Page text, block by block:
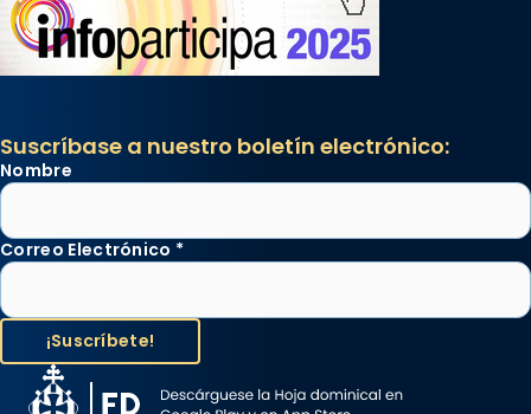
Suscríbase a nuestro boletín electrónico:
Nombre
Correo Electrónico *